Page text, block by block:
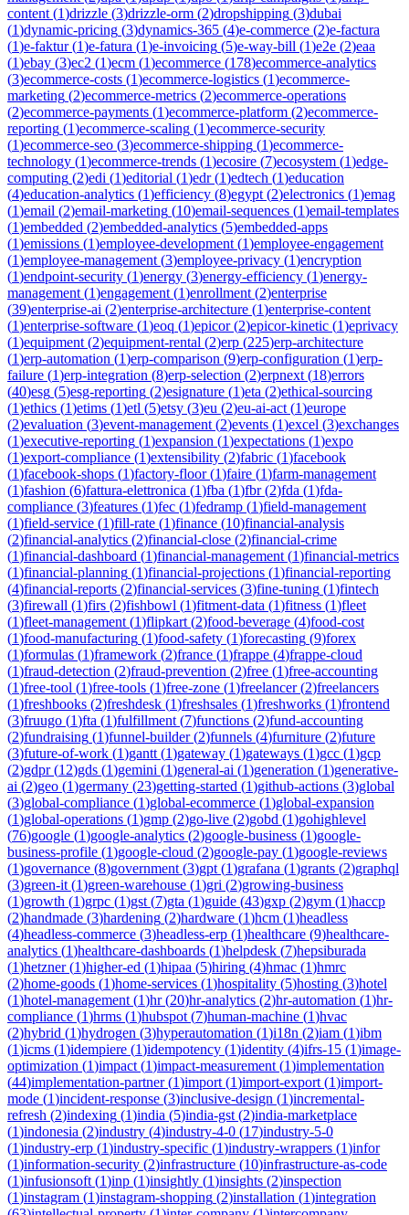
content (1)drizzle (3)drizzle-orm (2)dropshipping (3)dubai
(1)dynamic-pricing (3)dynamics-365 (4)e-commerce (2)e-factura
(1)e-faktur(1)e-fatura (1)e-invoicing (5)e-way-bill (1)e2e (2)eaa
(1)ebay (3)ec2 (1)ecm (1)ecommerce (178)ecommerce-analytics
(3)ecommerce-costs (1)ecommerce-logistics (1)ecommerce-
marketing (2)ecommerce-metrics (2)ecommerce-operations
(2)ecommerce-payments (1)ecommerce-platform (2)ecommerce-
reporting (1)ecommerce-scaling (1)ecommerce-security
(1)ecommerce-seo (3)ecommerce-shipping (1)ecommerce-
technology (1)ecommerce-trends (1)ecosire (7)ecosystem (1)edge-
computing (2)edi (1)editorial (1)edr(1)edtech (1)education
(4)education-analytics (1)efficiency (8)egypt (2)electronics (1)emag
(1)email (2)email-marketing (10)email-sequences (1)email-templates
(1)embedded (2)embedded-analytics (5)embedded-apps
(1)emissions (1)employee-development (1)employee-engagement
(1)employee-management (3)employee-privacy (1)encryption
(1)endpoint-security (1)energy (3)energy-efficiency (1)energy-
management (1)engagement (1)enrollment (2)enterprise
(39)enterprise-ai (2)enterprise-architecture (1)enterprise-content
(1)enterprise-software (1)eoq (1)epicor(2)epicor-kinetic (1)eprivacy
(1)equipment (2)equipment-rental (2)erp (225)erp-architecture
(1)erp-automation (1)erp-comparison (9)erp-configuration (1)erp-
failure (1)erp-integration (8)erp-selection (2)erpnext (18)errors
(40)esg (5)esg-reporting (2)esignature (1)eta (2)ethical-sourcing
(1)ethics (1)etims (1)etl (5)etsy (3)eu (2)eu-ai-act (1)europe
(2)evaluation (3)event-management (2)events (1)excel (3)exchanges
(1)executive-reporting (1)expansion (1)expectations (1)expo
(1)export-compliance (1)extensibility (2)fabric (1)facebook
(1)facebook-shops (1)factory-floor(1)faire (1)farm-management
(1)fashion (6)fattura-elettronica (1)fba (1)fbr(2)fda (1)fda-
compliance (3)features (1)fec (1)fedramp (1)field-management
(1)field-service (1)fill-rate (1)finance (10)financial-analysis
(2)financial-analytics (2)financial-close (2)financial-crime
(1)financial-dashboard (1)financial-management (1)financial-metrics
(1)financial-planning (1)financial-projections (1)financial-reporting
(4)financial-reports (2)financial-services (3)fine-tuning (1)fintech
(3)firewall (1)firs (2)fishbowl (1)fitment-data (1)fitness (1)fleet
(1)fleet-management (1)flipkart (2)food-beverage (4)food-cost
(1)food-manufacturing (1)food-safety (1)forecasting (9)forex
(1)formulas (1)framework (2)france (1)frappe (4)frappe-cloud
(1)fraud-detection (2)fraud-prevention (2)free (1)free-accounting
(1)free-tool (1)free-tools (1)free-zone (1)freelancer(2)freelancers
(1)freshbooks (2)freshdesk (1)freshsales (1)freshworks (1)frontend
(3)fruugo (1)fta (1)fulfillment (7)functions (2)fund-accounting
(2)fundraising (1)funnel-builder(2)funnels (4)furniture (2)future
(3)future-of-work (1)gantt (1)gateway (1)gateways (1)gcc (1)gcp
(2)gdpr(12)gds (1)gemini (1)general-ai (1)generation (1)generative-
ai (2)geo (1)germany (23)getting-started (1)github-actions (3)global
(3)global-compliance (1)global-ecommerce (1)global-expansion
(1)global-operations (1)gmp (2)go-live (2)gobd (1)gohighlevel
(76)google (1)google-analytics (2)google-business (1)google-
business-profile (1)google-cloud (2)google-pay (1)google-reviews
(1)governance (8)government (3)gpt (1)grafana (1)grants (2)graphql
(3)green-it (1)green-warehouse (1)gri (2)growing-business
(1)growth (1)grpc (1)gst (7)gta (1)guide (43)gxp (2)gym (1)haccp
(2)handmade (3)hardening (2)hardware (1)hcm (1)headless
(4)headless-commerce (3)headless-erp (1)healthcare (9)healthcare-
analytics (1)healthcare-dashboards (1)helpdesk (7)hepsiburada
(1)hetzner(1)higher-ed (1)hipaa (5)hiring (4)hmac (1)hmrc
(2)home-goods (1)home-services (1)hospitality (5)hosting (3)hotel
(1)hotel-management (1)hr(20)hr-analytics (2)hr-automation (1)hr-
compliance (1)hrms (1)hubspot (7)human-machine (1)hvac
(2)hybrid (1)hydrogen (3)hyperautomation (1)i18n (2)iam (1)ibm
(1)icms (1)idempiere (1)idempotency (1)identity (4)ifrs-15 (1)image-
optimization (1)impact (1)impact-measurement (1)implementation
(44)implementation-partner(1)import (1)import-export (1)import-
mode (1)incident-response (3)inclusive-design (1)incremental-
refresh (2)indexing (1)india (5)india-gst (2)india-marketplace
(1)indonesia (2)industry (4)industry-4-0 (17)industry-5-0
(1)industry-erp (1)industry-specific (1)industry-wrappers (1)infor
(1)information-security (2)infrastructure (10)infrastructure-as-code
(1)infusionsoft (1)inp (1)insightly (1)insights (2)inspection
(1)instagram (1)instagram-shopping (2)installation (1)integration